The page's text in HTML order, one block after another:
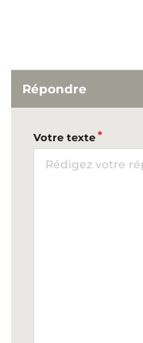
Répondre
Votre texte